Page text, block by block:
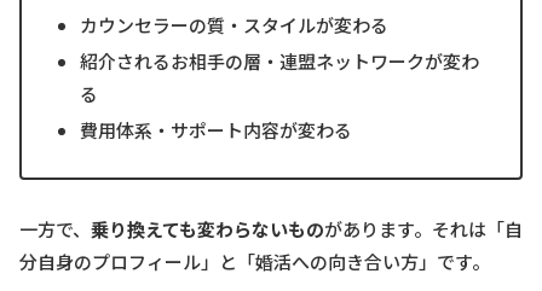
カウンセラーの質・スタイルが変わる
紹介されるお相手の層・連盟ネットワークが変わ
る
費用体系・サポート内容が変わる
一方で、 乗り換えても変わらないものがあります。それは「自
分自身のプロフィール」と「婚活への向き合い方」です。